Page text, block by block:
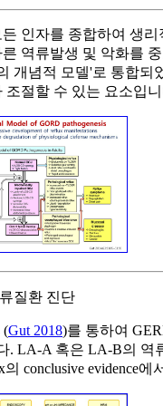
인자를 종합하여 생
역류발생 및 악화를
개념적 모델'로 통합되
조절할 수 있는 요소입
질환 진단
(Gut 2018)를 통하여
. LA-A 혹은 LA-B의 역
의 conclusive evidence